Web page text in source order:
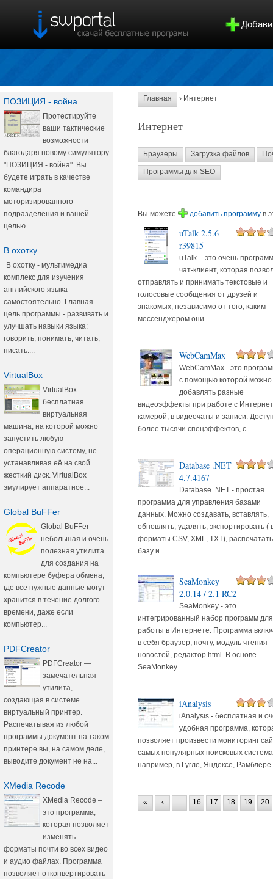
ПОЗИЦИЯ - война
Протестируйте
ваши тактические
возможности
благодаря новому симулятору
"ПОЗИЦИЯ - война". Вы
будете играть в качестве
командира
моторизированного
подразделения и вашей
целью...
В охотку
В охотку - мультимедиа
комплекс для изучения
английского языка
самостоятельно. Главная
цель программы - развивать и
улучшать навыки языка:
говорить, понимать, читать,
писать....
VirtualBox
VirtualBox -
бесплатная
виртуальная
машина, на которой можно
запустить любую
операционную систему, не
устанавливая её на свой
жесткий диск. VirtualBox
эмулирует аппаратное...
Global BuFFer
Global BuFFer –
небольшая и очень
полезная утилита
для создания на
компьютере буфера обмена,
где все нужные данные могут
хранится в течение долгого
времени, даже если
компьютер...
PDFCreator
PDFCreator —
замечательная
утилита,
создающая в системе
виртуальный принтер.
Распечатывая из любой
программы документ на таком
принтере вы, на самом деле,
выводите документ не на...
XMedia Recode
XMedia Recode –
это программа,
которая позволяет
изменять
форматы почти во всех видео
и аудио файлах. Программа
позволяет отконвертировать
Главная › Интернет
Интернет
Браузеры Загрузка файлов
Программы для SEO
Вы можете добавить программу в
uTalk 2.5.6
r39815
uTalk – это очень
чат-клиент, которая
отправлять и принимать текстовые и
голосовые сообщения от друзей и
знакомых, независимо от того, каким
мессенджером они...
WebCamMax
WebCamMax - это
с помощью которой можно
добавлять разные
видеоэффекты при работе с Интернет
камерой, в видеочаты и записи.
более тысячи спецэффектов, с...
Database .NET
4.7.4167
Database .NET - простая
программа для управления базами
данных. Можно создавать, вставлять,
обновлять, удалять, экспортировать (
форматы CSV, XML, TXT), распечатать
базу и...
SeaMonkey
2.0.14 / 2.1 RC2
SeaMonkey - это
интегрированный набор программ для
работы в Интернете. Программа
в себя браузер, почту, модуль чтения
новостей, редактор html. В основе
SeaMonkey...
iAnalysis
iAnalysis - бесплатная и
удобная программа,
позволяет произвести мониторинг
самых популярных поисковых
например, в Гугле, Яндексе, Рамблере
« ‹ … 16 17 18 19 20